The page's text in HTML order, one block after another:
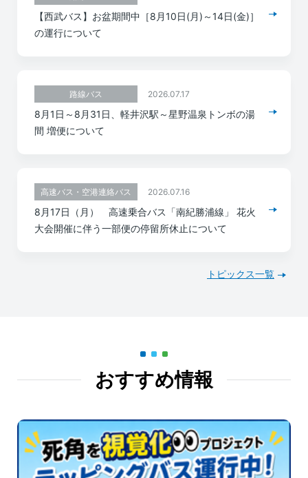
【西武バス】お盆期間中［8月10日(月)～14日(金)］
の運行について
路線バス 2026.07.17
8月1日～8月31日、軽井沢駅～星野温泉トンボの湯
間 増便について
高速バス・空港連絡バス 2026.07.16
8月17日（月） 高速乗合バス「南紀勝浦線」 花火
大会開催に伴う一部便の停留所休止について
トピックス一覧
おすすめ情報